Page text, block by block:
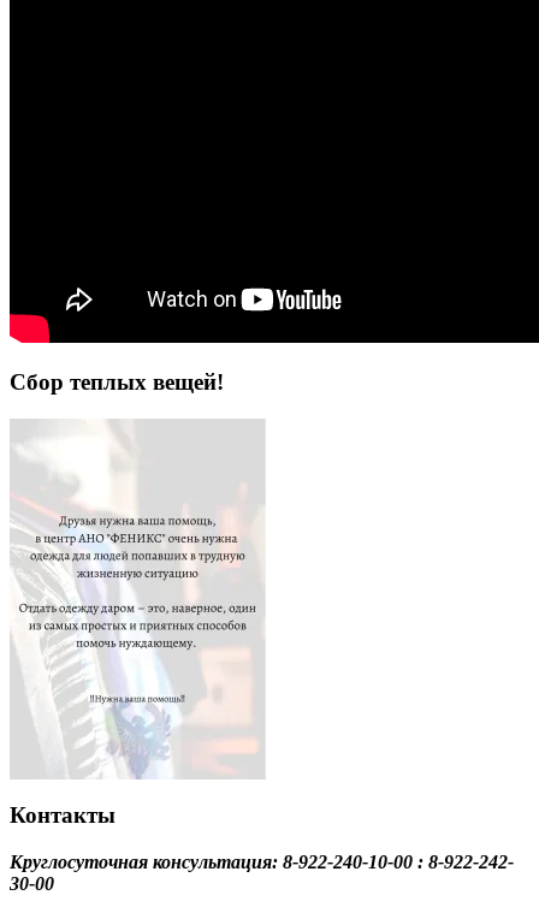
Сбор теплых вещей!
Контакты
Круглосуточная консультация: 8-922-240-10-00 : 8-922-242-
30-00